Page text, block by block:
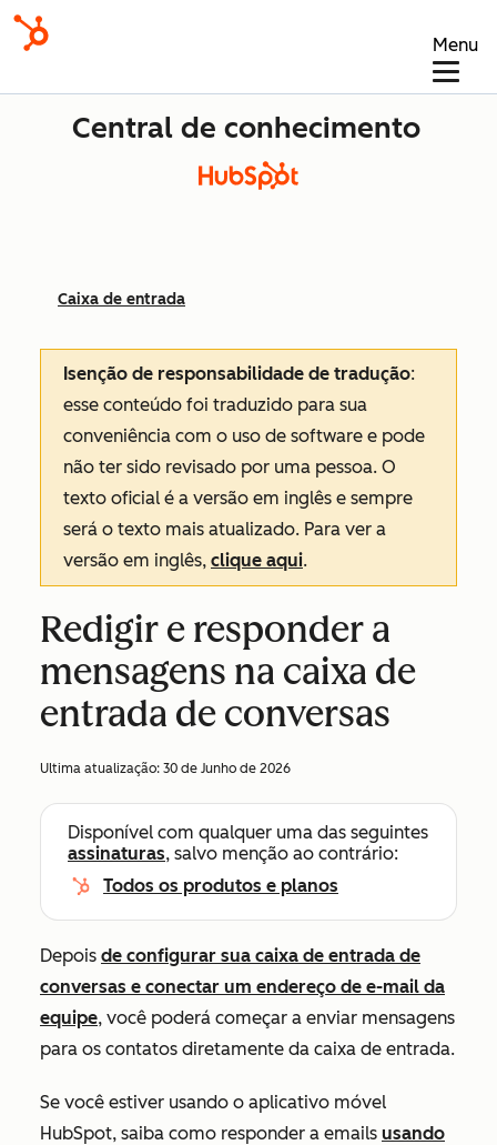
Menu
Central de conhecimento
Caixa de entrada
Isenção de responsabilidade de tradução:
esse conteúdo foi traduzido para sua
conveniência com o uso de software e pode
não ter sido revisado por uma pessoa. O
texto oficial é a versão em inglês e sempre
será o texto mais atualizado. Para ver a
versão em inglês, clique aqui.
Redigir e responder a
mensagens na caixa de
entrada de conversas
Ultima atualização: 30 de Junho de 2026
Disponível com qualquer uma das seguintes
assinaturas, salvo menção ao contrário:
Todos os produtos e planos
Depois de configurar sua caixa de entrada de
conversas e conectar um endereço de e-mail da
equipe, você poderá começar a enviar mensagens
para os contatos diretamente da caixa de entrada.
Se você estiver usando o aplicativo móvel
HubSpot, saiba como responder a emails usando